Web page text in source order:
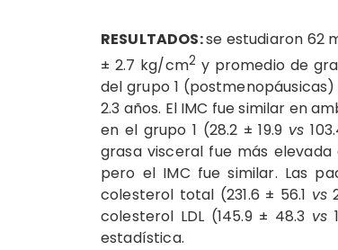
RESULTADOS:se estudiaron 62
± 2.7 kg/cm2 y promedio de
del grupo 1 (postmenopáusicas)
2.3 años. El IMC fue similar en
en el grupo 1 (28.2 ± 19.9 vs
grasa visceral fue más elevada
pero el IMC fue similar. Las
colesterol total (231.6 ± 56.1 vs
colesterol LDL (145.9 ± 48.3 vs
estadística.